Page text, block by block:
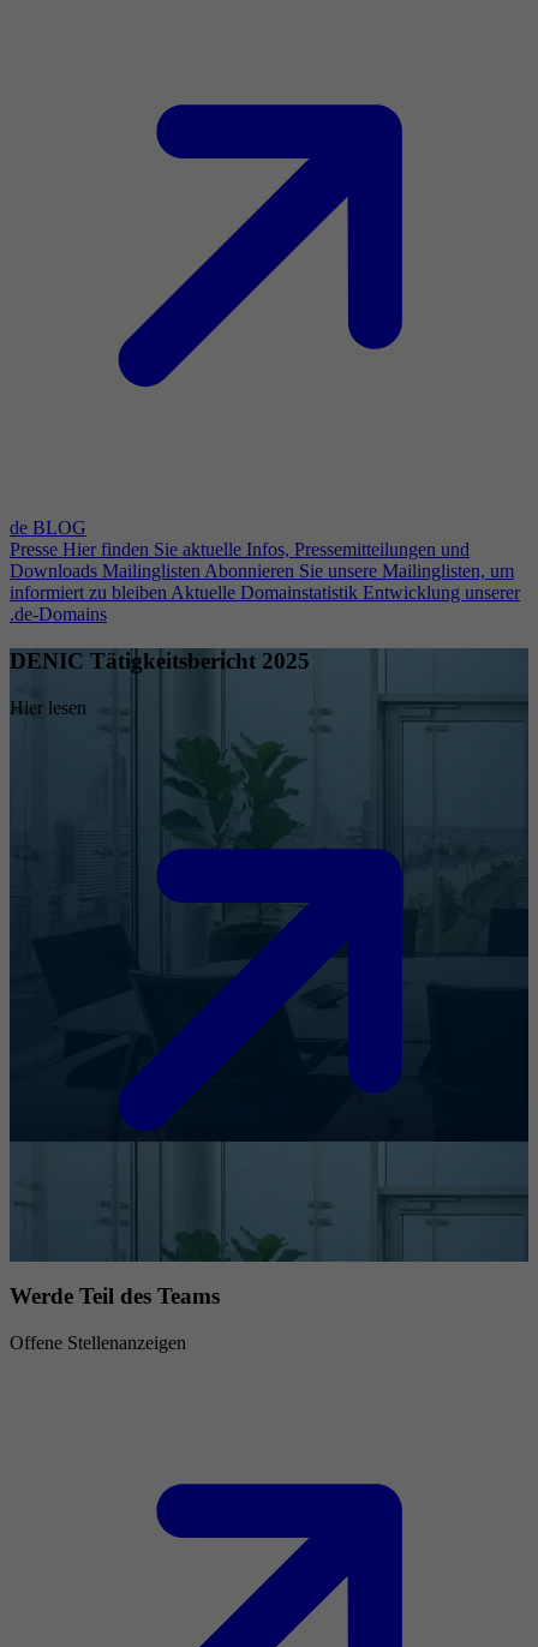
de BLOG
Presse Hier finden Sie aktuelle Infos, Pressemitteilungen und
Downloads Mailinglisten Abonnieren Sie unsere Mailinglisten, um
informiert zu bleiben Aktuelle Domainstatistik Entwicklung unserer
.de-Domains
DENIC Tätigkeitsbericht 2025
Hier lesen
Werde Teil des Teams
Offene Stellenanzeigen